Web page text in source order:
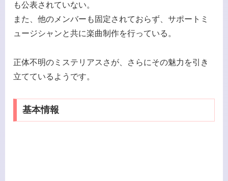
も公表されていない。
また、他のメンバーも固定されておらず、サポートミ
ュージシャンと共に楽曲制作を行っている。
正体不明のミステリアスさが、さらにその魅力を引き
立てているようです。
基本情報